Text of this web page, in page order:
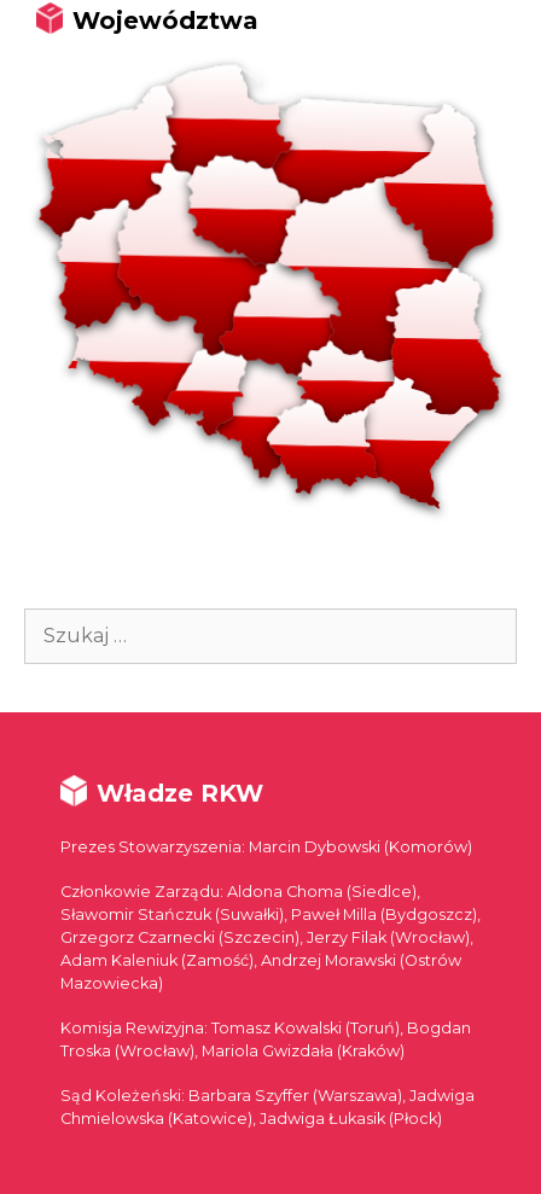
Województwa
Szukaj:
Władze RKW
Prezes Stowarzyszenia: Marcin Dybowski (Komorów)
Członkowie Zarządu: Aldona Choma (Siedlce),
Sławomir Stańczuk (Suwałki), Paweł Milla (Bydgoszcz),
Grzegorz Czarnecki (Szczecin), Jerzy Filak (Wrocław),
Adam Kaleniuk (Zamość), Andrzej Morawski (Ostrów
Mazowiecka)
Komisja Rewizyjna: Tomasz Kowalski (Toruń), Bogdan
Troska (Wrocław), Mariola Gwizdała (Kraków)
Sąd Koleżeński: Barbara Szyffer (Warszawa), Jadwiga
Chmielowska (Katowice), Jadwiga Łukasik (Płock)